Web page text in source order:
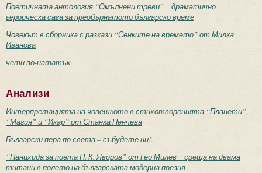
Поетичната антология “Омълнени треви” – драматично-
героическа сага за преобърнатото българско време
Човекът в сборника с разкази “Сенките на времето” от Милка
Иванова
чети по-нататък
Анализи
Интерпретацията на човешкото в стихотворенията “Планети”,
“Магия” и “Икар” от Станка Пенчева
Български пера по света – събудете ни!..
“Панихида за поета П. К. Яворов” от Гео Милев – среща на двама
титани в полето на българската модерна поезия